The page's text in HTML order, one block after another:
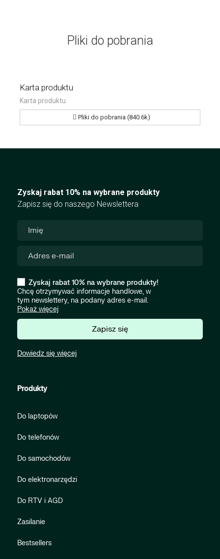
Pliki do pobrania
Karta produktu
Karta produktu
Pliki do pobrania (840.6k)
Zyskaj rabat 10% na wybrane produkty
Zapisz się do naszego Newslettera
Zyskaj rabat 10% na wybrane produkty!
Chcę otrzymywać informacje handlowe, w
tym newslettery, na podany adres e-mail.
Pokaż więcej
Zapisz się
Dowiedz się więcej
Produkty
Do laptopów
Do telefonów
Do samochodów
Do elektronarzędzi
Do RTV i AGD
Zasilanie
Bestsellers